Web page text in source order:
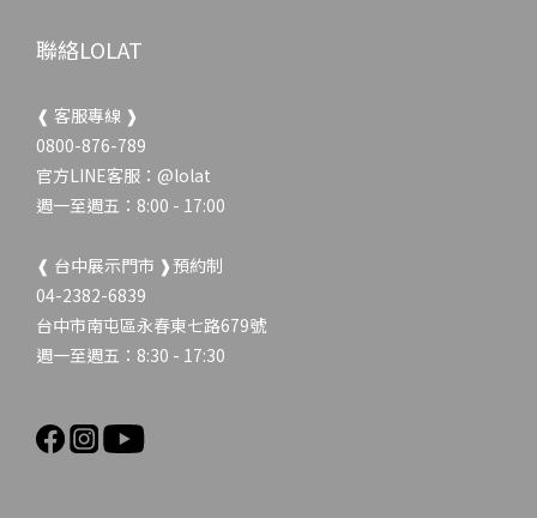
聯絡LOLAT
❰ 客服專線 ❱
0800-876-789
官方LINE客服： @lolat
週一至週五：8:00 - 17:00
❰ 台中展示門市 ❱預約制
04-2382-6839
台中市南屯區永春東七路679號
週一至週五：8:30 - 17:30